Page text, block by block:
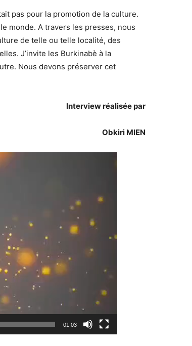
pas pour la promotion de la culture.
monde. A travers les presses, nous
de telle ou telle localité, des
J’invite les Burkinabè à la
Nous devons préserver cet
Interview réalisée par
Obkiri MIEN
01:03